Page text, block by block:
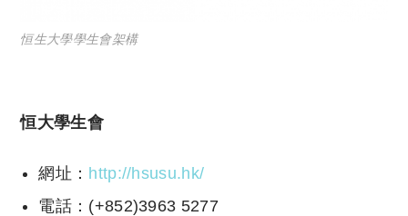
恒生大學學生會架構
恒大學生會
網址： http://hsusu.hk/
電話：(+852)3963 5277